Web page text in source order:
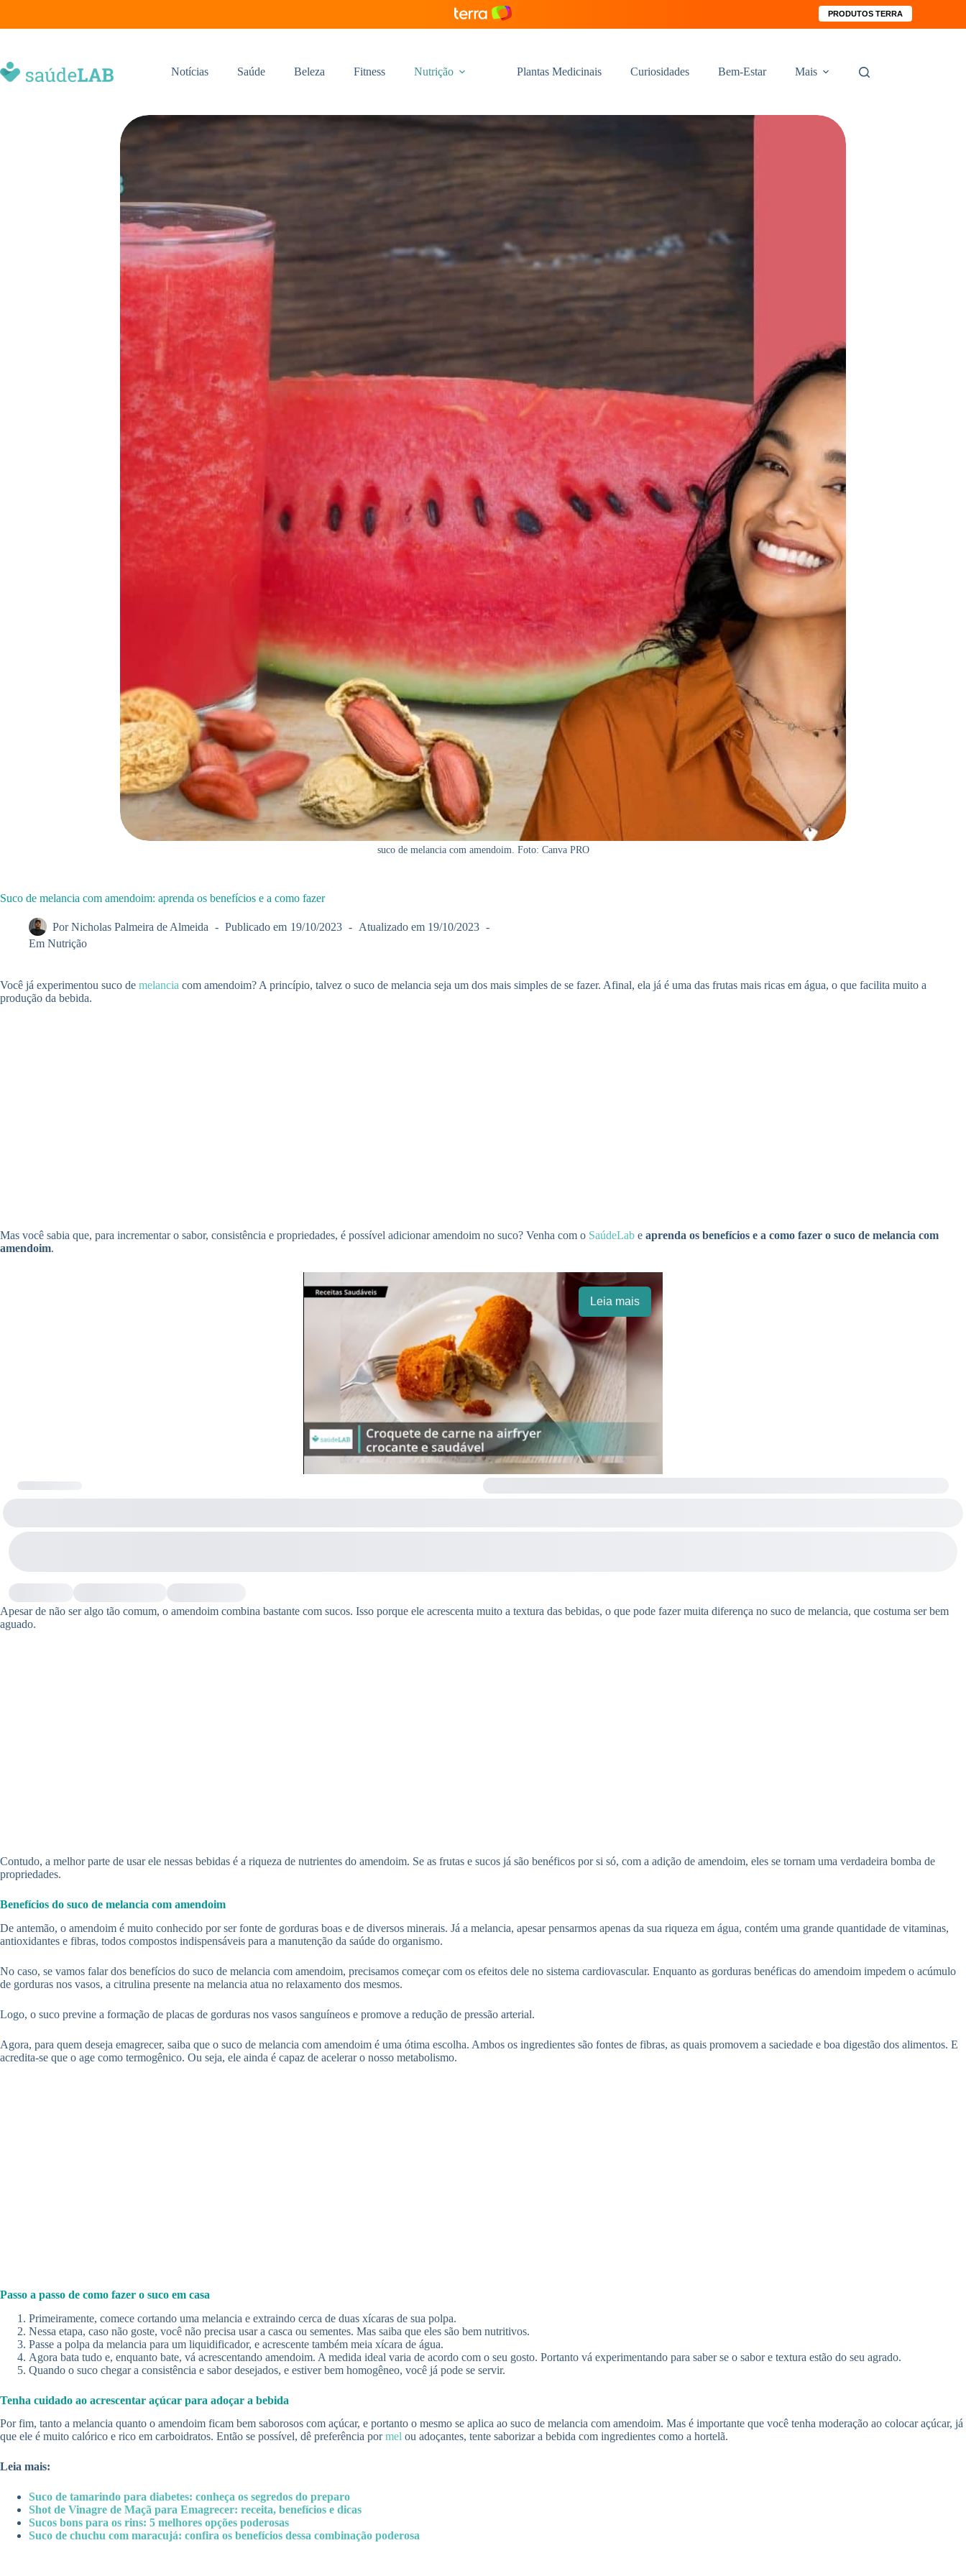
PRODUTOS TERRA
Notícias Saúde Beleza Fitness Nutrição Plantas Medicinais Curiosidades Bem-Estar Mais
suco de melancia com amendoim. Foto: Canva PRO
Suco de melancia com amendoim: aprenda os benefícios e a como fazer
Por Nicholas Palmeira de Almeida Publicado em 19/10/2023 Atualizado em 19/10/2023
Em Nutrição
Você já experimentou suco de melancia com amendoim? A princípio, talvez o suco de melancia seja um dos mais simples de se fazer. Afinal, ela já é uma das frutas mais ricas em água, o que facilita muito a
produção da bebida.
Mas você sabia que, para incrementar o sabor, consistência e propriedades, é possível adicionar amendoim no suco? Venha com o SaúdeLab e aprenda os benefícios e a como fazer o suco de melancia com
amendoim.
Leia mais
Apesar de não ser algo tão comum, o amendoim combina bastante com sucos. Isso porque ele acrescenta muito a textura das bebidas, o que pode fazer muita diferença no suco de melancia, que costuma ser bem
aguado.
Contudo, a melhor parte de usar ele nessas bebidas é a riqueza de nutrientes do amendoim. Se as frutas e sucos já são benéficos por si só, com a adição de amendoim, eles se tornam uma verdadeira bomba de
propriedades.
Benefícios do suco de melancia com amendoim
De antemão, o amendoim é muito conhecido por ser fonte de gorduras boas e de diversos minerais. Já a melancia, apesar pensarmos apenas da sua riqueza em água, contém uma grande quantidade de vitaminas,
antioxidantes e fibras, todos compostos indispensáveis para a manutenção da saúde do organismo.
No caso, se vamos falar dos benefícios do suco de melancia com amendoim, precisamos começar com os efeitos dele no sistema cardiovascular. Enquanto as gorduras benéficas do amendoim impedem o acúmulo
de gorduras nos vasos, a citrulina presente na melancia atua no relaxamento dos mesmos.
Logo, o suco previne a formação de placas de gorduras nos vasos sanguíneos e promove a redução de pressão arterial.
Agora, para quem deseja emagrecer, saiba que o suco de melancia com amendoim é uma ótima escolha. Ambos os ingredientes são fontes de fibras, as quais promovem a saciedade e boa digestão dos alimentos. E
acredita-se que o age como termogênico. Ou seja, ele ainda é capaz de acelerar o nosso metabolismo.
Passo a passo de como fazer o suco em casa
Primeiramente, comece cortando uma melancia e extraindo cerca de duas xícaras de sua polpa.
Nessa etapa, caso não goste, você não precisa usar a casca ou sementes. Mas saiba que eles são bem nutritivos.
Passe a polpa da melancia para um liquidificador, e acrescente também meia xícara de água.
Agora bata tudo e, enquanto bate, vá acrescentando amendoim. A medida ideal varia de acordo com o seu gosto. Portanto vá experimentando para saber se o sabor e textura estão do seu agrado.
Quando o suco chegar a consistência e sabor desejados, e estiver bem homogêneo, você já pode se servir.
Tenha cuidado ao acrescentar açúcar para adoçar a bebida
Por fim, tanto a melancia quanto o amendoim ficam bem saborosos com açúcar, e portanto o mesmo se aplica ao suco de melancia com amendoim. Mas é importante que você tenha moderação ao colocar açúcar, já
que ele é muito calórico e rico em carboidratos. Então se possível, dê preferência pormel ou adoçantes, tente saborizar a bebida com ingredientes como a hortelã.
Leia mais:
Suco de tamarindo para diabetes: conheça os segredos do preparo
Shot de Vinagre de Maçã para Emagrecer: receita, benefícios e dicas
Sucos bons para os rins: 5 melhores opções poderosas
Suco de chuchu com maracujá: confira os benefícios dessa combinação poderosa